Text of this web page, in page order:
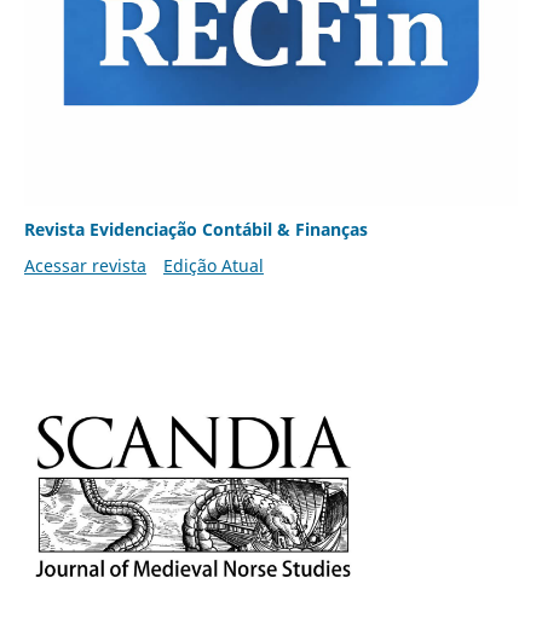
Revista Evidenciação Contábil & Finanças
Acessar revista
Edição Atual